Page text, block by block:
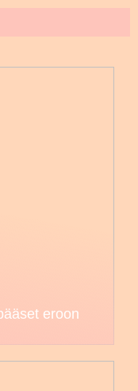
eroon